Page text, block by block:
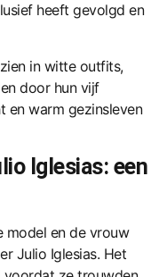
heeft gevolgd en
in witte outfits,
door hun vijf
en warm gezinsleven
Iglesias: een
model en de vrouw
Julio Iglesias. Het